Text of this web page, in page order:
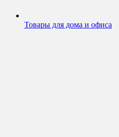
Товары для дома и офиса